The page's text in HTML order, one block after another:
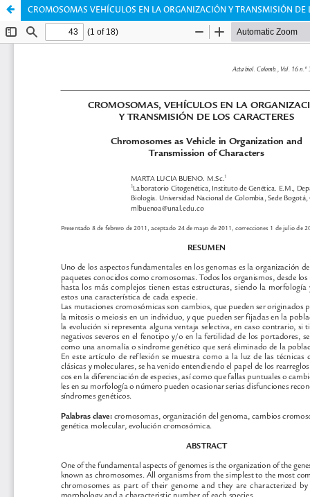
CROMOSOMAS VEHÍCULOS EN LA ORGANIZACIÓN Y TRANSMISIÓN DE